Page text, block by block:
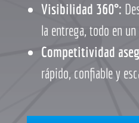
Visibilidad 360°:
la entrega, todo en
Competitividad
rápido, confiable y